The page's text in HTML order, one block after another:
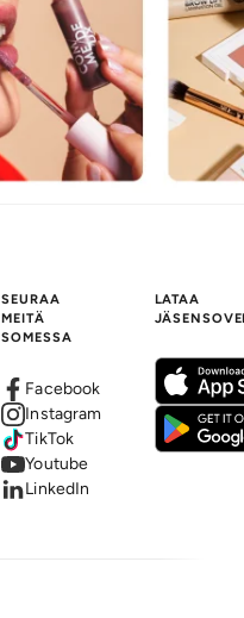
SEURAA
MEITÄ
SOMESSA
Facebook
Instagram
TikTok
Youtube
LinkedIn
LATAA